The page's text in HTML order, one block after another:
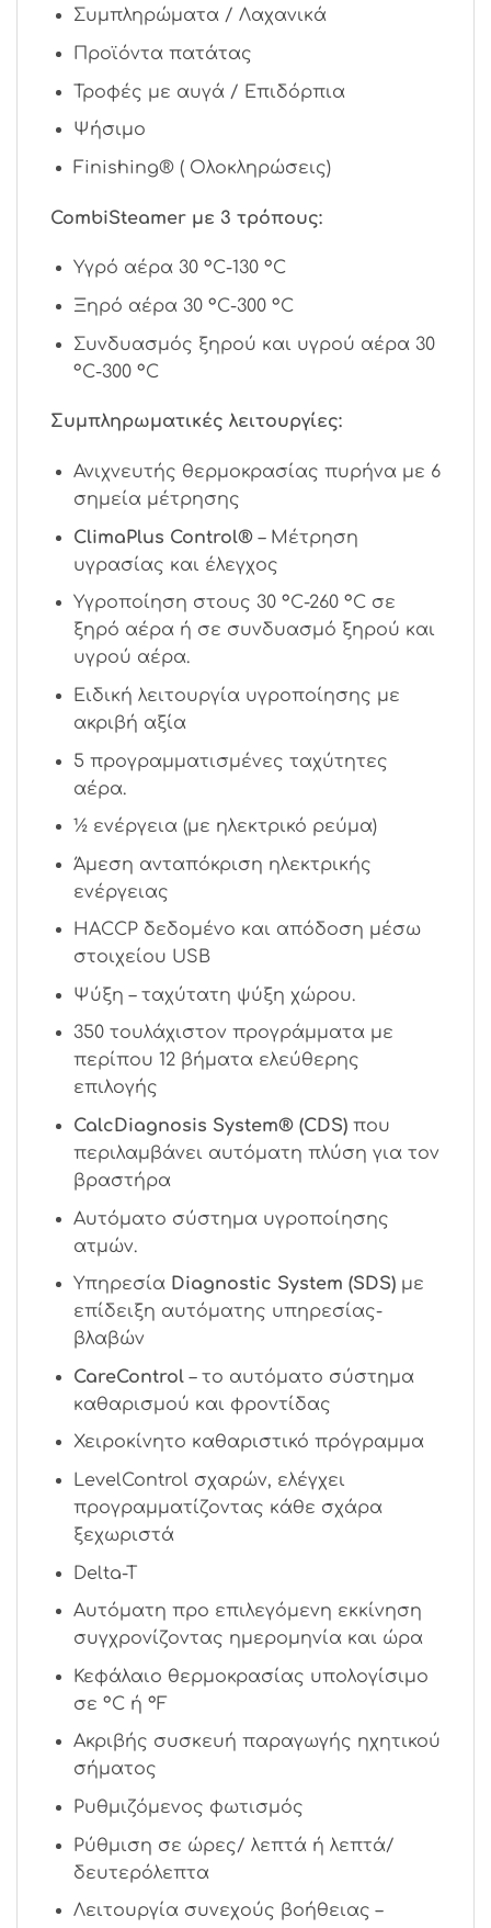
Συμπληρώματα / Λαχανικά
Προϊόντα πατάτας
Τροφές με αυγά / Επιδόρπια
Ψήσιμο
Finishing® ( Ολοκληρώσεις)
CombiSteamer με 3 τρόπους:
Υγρό αέρα 30 °C-130 °C
Ξηρό αέρα 30 °C-300 °C
Συνδυασμός ξηρού και υγρού αέρα 30
°C-300 °C
Συμπληρωματικές λειτουργίες:
Ανιχνευτής θερμοκρασίας πυρήνα με 6
σημεία μέτρησης
ClimaPlus Control®– Μέτρηση
υγρασίας και έλεγχος
Υγροποίηση στους 30 °C-260 °C σε
ξηρό αέρα ή σε συνδυασμό ξηρού και
υγρού αέρα.
Ειδική λειτουργία υγροποίησης με
ακριβή αξία
5 προγραμματισμένες ταχύτητες
αέρα.
½ ενέργεια (με ηλεκτρικό ρεύμα)
Άμεση ανταπόκριση ηλεκτρικής
ενέργειας
HACCP δεδομένο και απόδοση μέσω
στοιχείου USB
Ψύξη – ταχύτατη ψύξη χώρου.
350 τουλάχιστον προγράμματα με
περίπου 12 βήματα ελεύθερης
επιλογής
CalcDiagnosis System® (CDS)που
περιλαμβάνει αυτόματη πλύση για τον
βραστήρα
Αυτόματο σύστημα υγροποίησης
ατμών.
Υπηρεσία Diagnostic System (SDS)με
επίδειξη αυτόματης υπηρεσίας-
βλαβών
CareControl– το αυτόματο σύστημα
καθαρισμού και φροντίδας
Χειροκίνητο καθαριστικό πρόγραμμα
LevelControl σχαρών, ελέγχει
προγραμματίζοντας κάθε σχάρα
ξεχωριστά
Delta-T
Αυτόματη προ επιλεγόμενη εκκίνηση
συγχρονίζοντας ημερομηνία και ώρα
Κεφάλαιο θερμοκρασίας υπολογίσιμο
σε °C ή °F
Ακριβής συσκευή παραγωγής ηχητικού
σήματος
Ρυθμιζόμενος φωτισμός
Ρύθμιση σε ώρες/ λεπτά ή λεπτά/
δευτερόλεπτα
Λειτουργία συνεχούς βοήθειας –